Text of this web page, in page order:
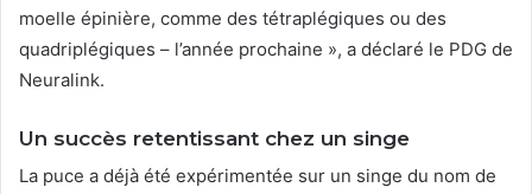
moelle épinière, comme des tétraplégiques ou des
quadriplégiques – l’année prochaine », a déclaré le PDG de
Neuralink.
Un succès retentissant chez un singe
La puce a déjà été expérimentée sur un singe du nom de